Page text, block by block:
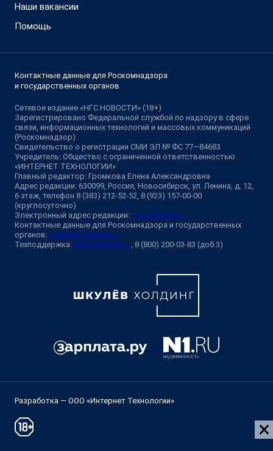
Наши вакансии
Помощь
Контактные данные для Роскомнадзора
и государственных органов
Сетевое издание «НГС.НОВОСТИ» (18+)
Зарегистрировано Федеральной службой по надзору в сфере
связи, информационных технологий и массовых коммуникаций
(Роскомнадзор)
Свидетельство о регистрации СМИ ЭЛ № ФС 77—84683
Учредитель: Общество с ограниченной ответственностью
«ИНТЕРНЕТ ТЕХНОЛОГИИ»
Главный редактор: Громкова Елена Александровна
Адрес редакции: 630099, Россия, Новосибирск, ул. Ленина, д. 12,
6 этаж, телефон 8 (383) 212-52-52, 8 (923) 157-00-00
(круглосуточно)
Электронный адрес редакции: ngs@shkulev.ru
Контактные данные для Роскомнадзора и государственных
органов: juristnsk@shkulev.ru
Техподдержка: help@shkulev.ru , 8 (800) 200-03-83 (доб.3)
Разработка — ООО «Интернет Технологии»